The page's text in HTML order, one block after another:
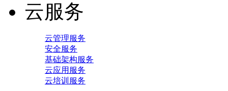
云服务
云管理服务
安全服务
基础架构服务
云应用服务
云培训服务